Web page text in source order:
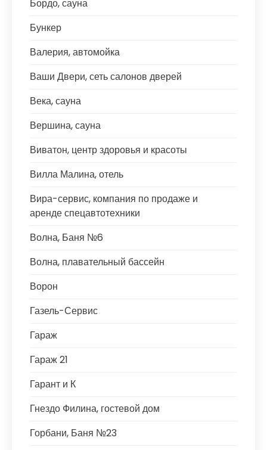
Бордо, сауна
Бункер
Валерия, автомойка
Ваши Двери, сеть салонов дверей
Века, сауна
Вершина, сауна
Виватон, центр здоровья и красоты
Вилла Малина, отель
Вира-сервис, компания по продаже и
аренде спецавтотехники
Волна, Баня №6
Волна, плавательный бассейн
Ворон
Газель-Сервис
Гараж
Гараж 21
Гарант и К
Гнездо Филина, гостевой дом
Горбани, Баня №23